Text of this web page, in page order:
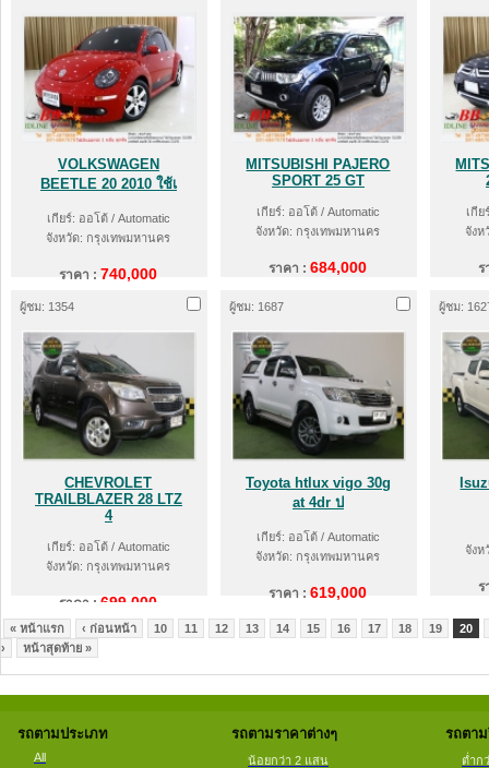
VOLKSWAGEN
BEETLE 20 2010 ใช้เ
เกียร์: ออโต้ / Automatic
จังหวัด: กรุงเทพมหานคร
ราคา :740,000
MITSUBISHI PAJERO
SPORT 25 GT
เกียร์: ออโต้ / Automatic
จังหวัด: กรุงเทพมหานคร
ราคา :684,000
เกี
จังห
ผู้ชม: 1354
CHEVROLET
TRAILBLAZER 28 LTZ
4
เกียร์: ออโต้ / Automatic
จังหวัด: กรุงเทพมหานคร
ราคา :699,000
ผู้ชม: 1687
Toyota htlux vigo 30g
at 4dr ป
เกียร์: ออโต้ / Automatic
จังหวัด: กรุงเทพมหานคร
ราคา :619,000
ผู้ชม:
จังห
« หน้าแรก ‹ ก่อนหน้า 10 11 12 13 14 15 16 17 18 19
20
›
หน้าสุดท้าย »
รถตามประเภท
All
รถตามราคาต่างๆ
น้อยกว่า 2 แสน
รถตา
ต่ำก